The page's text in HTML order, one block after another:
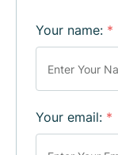
Your name: *
Your email: *